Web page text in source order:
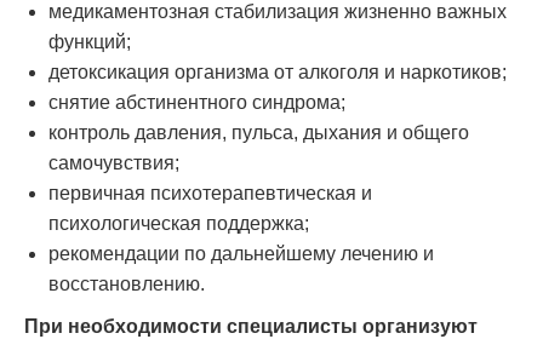
медикаментозная стабилизация жизненно важных
функций;
детоксикация организма от алкоголя и наркотиков;
снятие абстинентного синдрома;
контроль давления, пульса, дыхания и общего
самочувствия;
первичная психотерапевтическая и
психологическая поддержка;
рекомендации по дальнейшему лечению и
восстановлению.
При необходимости специалисты организуют